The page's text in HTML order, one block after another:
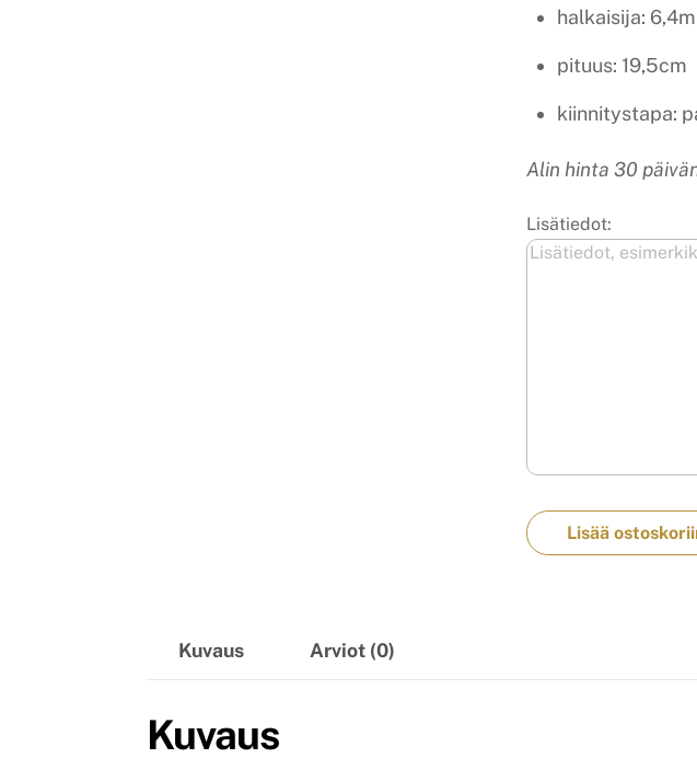
halkaisija:
pituus: 19,5cm
kiinnitystapa:
Alin hinta 30
Lisätiedot:
Lisää
Kuvaus Arviot (0)
Kuvaus